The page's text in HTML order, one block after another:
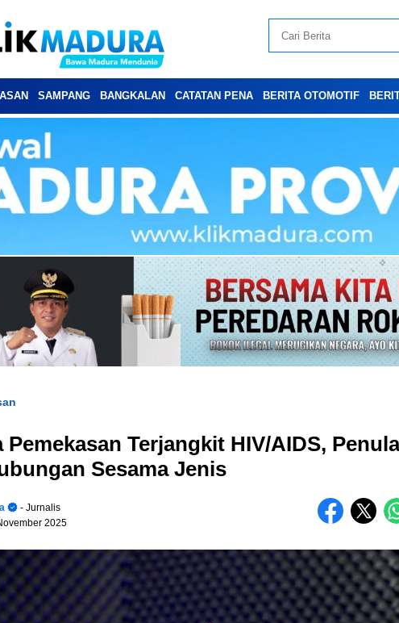
SAMPANG BANGKALAN CATATAN PENA BERITA OTOMOTIF
Pemekasan Terjangkit HIV/AIDS,
Sesama Jenis
- Jurnalis
2025